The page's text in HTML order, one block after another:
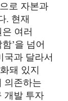
로 자본과
. 현재
여러
’을 넘어
국과 달라서
돼 있지
의존하는
개발 투자